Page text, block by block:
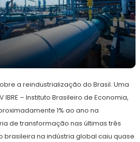
a reindustrialização do Brasil. Uma
IBRE – Instituto Brasileiro de Economia,
1% ao ano na
de transformação nas últimas três
brasileira na indústria global caiu quase